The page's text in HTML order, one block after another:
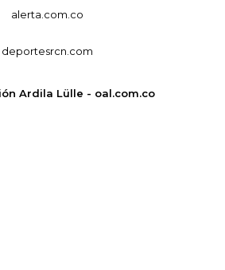
alerta.com.co
deportesrcn.com
Ardila Lülle - oal.com.co